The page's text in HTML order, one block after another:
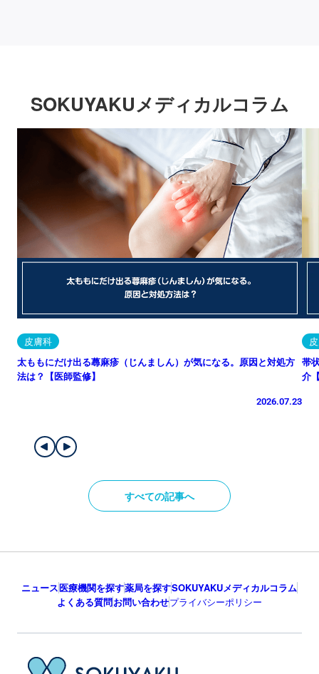
SOKUYAKUメディカルコラム
皮膚科
太ももにだけ出る蕁麻疹（じんましん）が気になる。原因と対処方
法は？【医師監修】
2026.07.23
帯
介
すべての記事へ
ニュース医療機関を探す薬局を探すSOKUYAKUメディカルコラム
よくある質問お問い合わせプライバシーポリシー